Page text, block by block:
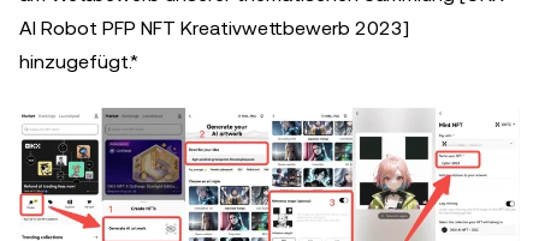
AI Robot PFP NFT Kreativwettbewerb 2023]
hinzugefügt.*